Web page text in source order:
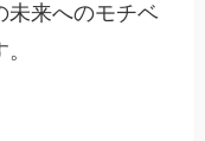
未来へのモチベ